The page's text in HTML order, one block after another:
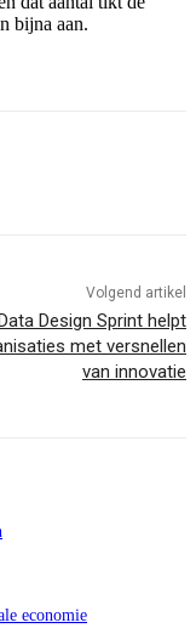
bijna aan.
Volgend artikel
Data Design Sprint helpt
met versnellen
van innovatie
economie